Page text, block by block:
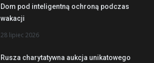
Dom pod inteligentną ochroną podczas
wakacji
28 lipiec 2026
Rusza charytatywna aukcja unikatowego